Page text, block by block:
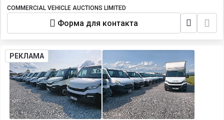
COMMERCIAL VEHICLE AUCTIONS LIMITED
Форма для контакта
РЕКЛАМА